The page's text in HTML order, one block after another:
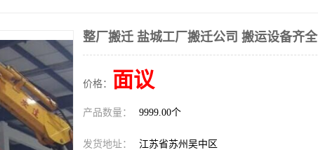
整厂搬迁 盐城工厂搬迁公司 搬运设备齐全
价格： 面议
产品数量： 9999.00个
发货地址： 江苏省苏州吴中区